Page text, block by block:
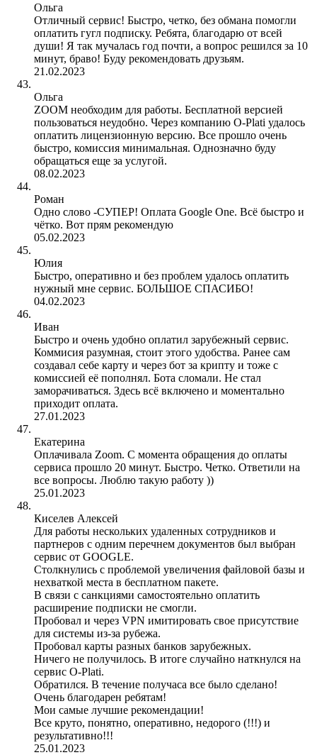
Ольга
Отличный сервис! Быстро, четко, без обмана помогли
оплатить гугл подписку. Ребята, благодарю от всей
души! Я так мучалась год почти, а вопрос решился за 10
минут, браво! Буду рекомендовать друзьям.
21.02.2023
Ольга
ZOOM необходим для работы. Бесплатной версией
пользоваться неудобно. Через компанию O-Plati удалось
оплатить лицензионную версию. Все прошло очень
быстро, комиссия минимальная. Однозначно буду
обращаться еще за услугой.
08.02.2023
Роман
Одно слово -СУПЕР! Оплата Google One. Всё быстро и
чётко. Вот прям рекомендую
05.02.2023
Юлия
Быстро, оперативно и без проблем удалось оплатить
нужный мне сервис. БОЛЬШОЕ СПАСИБО!
04.02.2023
Иван
Быстро и очень удобно оплатил зарубежный сервис.
Коммисия разумная, стоит этого удобства. Ранее сам
создавал себе карту и через бот за крипту и тоже с
комиссией её пополнял. Бота сломали. Не стал
заморачиваться. Здесь всё включено и моментально
приходит оплата.
27.01.2023
Екатерина
Оплачивала Zoom. С момента обращения до оплаты
сервиса прошло 20 минут. Быстро. Четко. Ответили на
все вопросы. Люблю такую работу ))
25.01.2023
Киселев Алексей
Для работы нескольких удаленных сотрудников и
партнеров с одним перечнем документов был выбран
сервис от GOOGLE.
Столкнулись с проблемой увеличения файловой базы и
нехваткой места в бесплатном пакете.
В связи с санкциями самостоятельно оплатить
расширение подписки не смогли.
Пробовал и через VPN имитировать свое присутствие
для системы из-за рубежа.
Пробовал карты разных банков зарубежных.
Ничего не получилось. В итоге случайно наткнулся на
сервис O-Plati.
Обратился. В течение получаса все было сделано!
Очень благодарен ребятам!
Мои самые лучшие рекомендации!
Все круто, понятно, оперативно, недорого (!!!) и
результативно!!!
25.01.2023